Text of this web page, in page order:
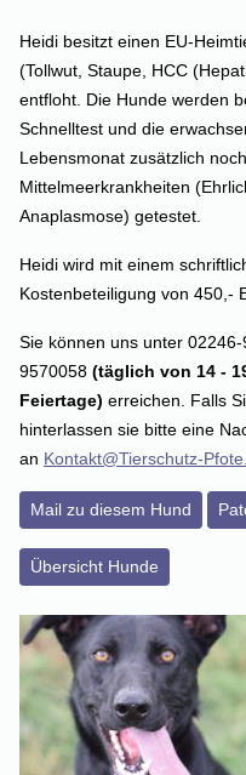
Heidi besitzt einen EU-
(Tollwut, Staupe, HCC
entfloht. Die Hunde werden
Schnelltest und die
Lebensmonat zusätzlich
Mittelmeerkrankheiten
Anaplasmose) getestet.
Heidi wird mit einem
Kostenbeteiligung von 450,-
Sie können uns unter
9570058 (täglich von 14 -
Feiertage) erreichen. Falls
hinterlassen sie bitte eine
an Kontakt@Tierschutz-
Mail zu diesem Hund
Übersicht Hunde